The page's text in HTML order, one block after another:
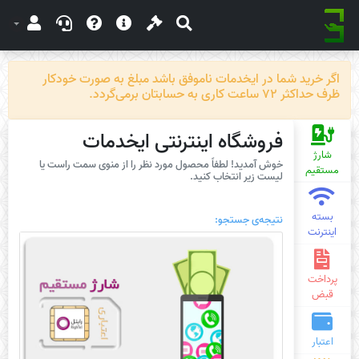
اگر خرید شما در ایخدمات ناموفق باشد مبلغ به صورت خودکار
ظرف حداکثر 72 ساعت کاری به حسابتان برمی‌گردد.
شارژ
مستقیم
بسته
اینترنت
پرداخت
قبض
اعتبار
فروشگاه اینترنتی ایخدمات
خوش آمدید! لطفاً محصول مورد نظر را از منوی سمت راست یا
لیست زیر انتخاب کنید.
نتیجه‌ی جستجو: